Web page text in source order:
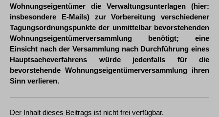
Wohnungseigentümer die Verwaltungsunterlagen (hier:
insbesondere E-Mails) zur Vorbereitung verschiedener
Tagungsordnungspunkte der unmittelbar bevorstehenden
Wohnungseigentümerversammlung benötigt; eine
Einsicht nach der Versammlung nach Durchführung eines
Hauptsacheverfahrens würde jedenfalls für die
bevorstehende Wohnungseigentümerversammlung ihren
Sinn verlieren.
Der Inhalt dieses Beitrags ist nicht frei verfügbar.